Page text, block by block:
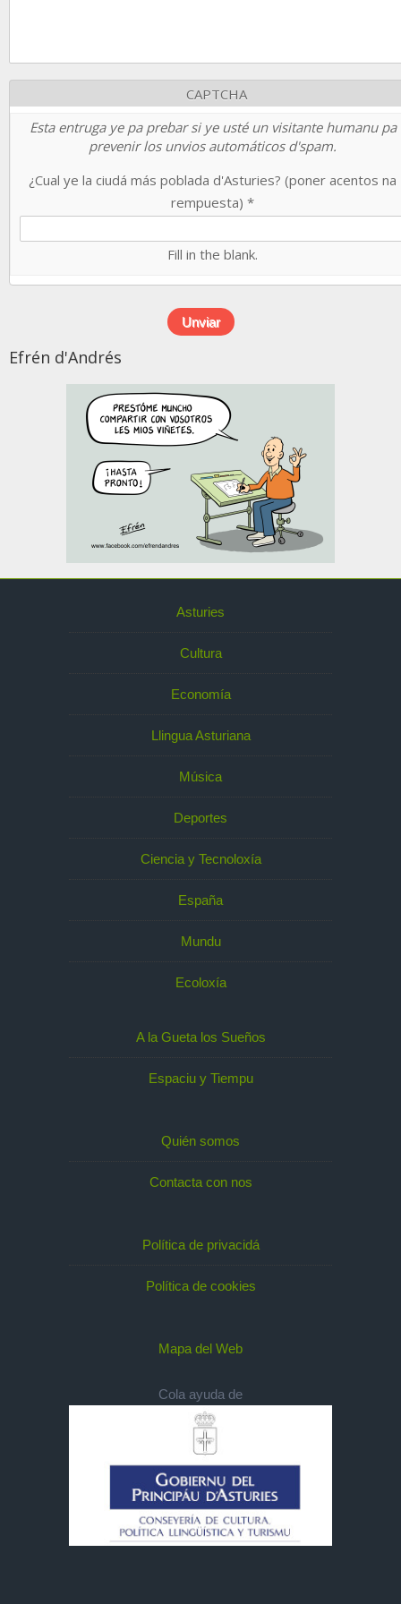
CAPTCHA
Esta entruga ye pa prebar si ye usté un visitante humanu pa
prevenir los unvios automáticos d'spam.
¿Cual ye la ciudá más poblada d'Asturies? (poner acentos na
rempuesta) *
Fill in the blank.
Efrén d'Andrés
Asturies
Cultura
Economía
Llingua Asturiana
Música
Deportes
Ciencia y Tecnoloxía
España
Mundu
Ecoloxía
A la Gueta los Sueños
Espaciu y Tiempu
Quién somos
Contacta con nos
Política de privacidá
Política de cookies
Mapa del Web
Cola ayuda de